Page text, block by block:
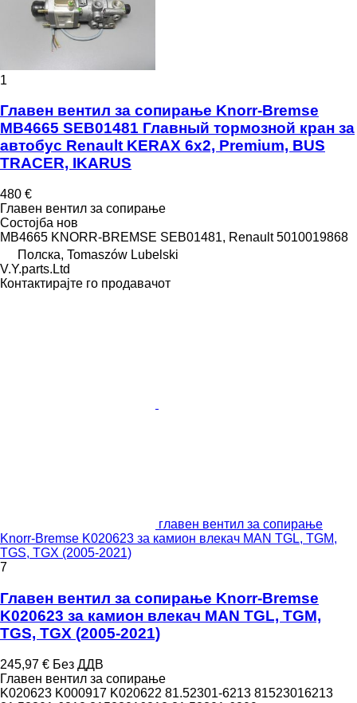
1
Главен вентил за сопирање Knorr-Bremse
MB4665 SEB01481 Главный тормозной кран за
автобус Renault KERAX 6x2, Premium, BUS
TRACER, IKARUS
480 €
Главен вентил за сопирање
Состојба нов
MB4665 KNORR-BREMSE SEB01481, Renault 5010019868
Полска, Tomaszów Lubelski
V.Y.parts.Ltd
Контактирајте го продавачот
главен вентил за сопирање
Knorr-Bremse K020623 за камион влекач MAN TGL, TGM,
TGS, TGX (2005-2021)
7
Главен вентил за сопирање Knorr-Bremse
K020623 за камион влекач MAN TGL, TGM,
TGS, TGX (2005-2021)
245,97 € Без ДДВ
Главен вентил за сопирање
K020623 K000917 K020622 81.52301-6213 81523016213